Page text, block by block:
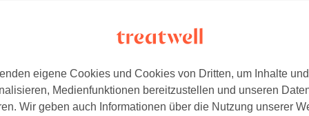
522 Bewertungen
Stuttgart
+
eigene Cookies und Cookies von Dritten, um Inhalte
Medienfunktionen bereitzustellen und unseren
Wir geben auch Informationen über die Nutzung unserer